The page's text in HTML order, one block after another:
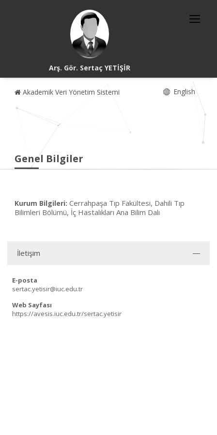
Arş. Gör. Sertaç YETİŞİR
Akademik Veri Yönetim Sistemi English
Genel Bilgiler
Kurum Bilgileri: Cerrahpaşa Tıp Fakültesi, Dahili Tıp
Bilimleri Bölümü, İç Hastalıkları Ana Bilim Dalı
İletişim
E-posta
sertac.yetisir@iuc.edu.tr
Web Sayfası
https://avesis.iuc.edu.tr/sertac.yetisir